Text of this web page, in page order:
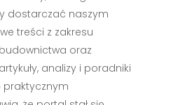
dostarczać naszym
treści z zakresu
oraz
analizy i poradniki
praktycznym